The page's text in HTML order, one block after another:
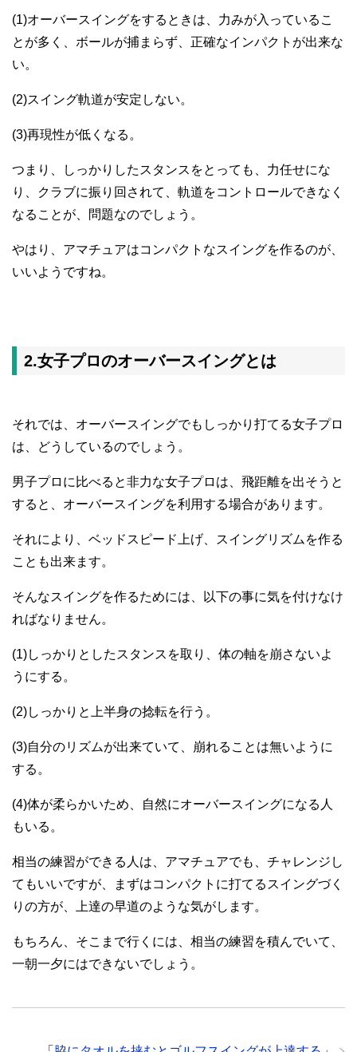
(1)オーバースイングをするときは、力みが入っているこ
とが多く、ボールが捕まらず、正確なインパクトが出来な
い。
(2)スイング軌道が安定しない。
(3)再現性が低くなる。
つまり、しっかりしたスタンスをとっても、力任せにな
り、クラブに振り回されて、軌道をコントロールできなく
なることが、問題なのでしょう。
やはり、アマチュアはコンパクトなスイングを作るのが、
いいようですね。
2.女子プロのオーバースイングとは
それでは、オーバースイングでもしっかり打てる女子プロ
は、どうしているのでしょう。
男子プロに比べると非力な女子プロは、飛距離を出そうと
すると、オーバースイングを利用する場合があります。
それにより、ベッドスピード上げ、スイングリズムを作る
ことも出来ます。
そんなスイングを作るためには、以下の事に気を付けなけ
ればなりません。
(1)しっかりとしたスタンスを取り、体の軸を崩さないよ
うにする。
(2)しっかりと上半身の捻転を行う。
(3)自分のリズムが出来ていて、崩れることは無いように
する。
(4)体が柔らかいため、自然にオーバースイングになる人
もいる。
相当の練習ができる人は、アマチュアでも、チャレンジし
てもいいですが、まずはコンパクトに打てるスイングづく
りの方が、上達の早道のような気がします。
もちろん、そこまで行くには、相当の練習を積んでいて、
一朝一夕にはできないでしょう。